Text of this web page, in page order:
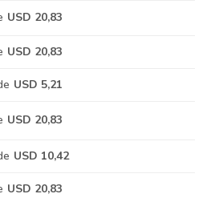
USD 20,83
USD 20,83
USD 5,21
USD 20,83
USD 10,42
USD 20,83